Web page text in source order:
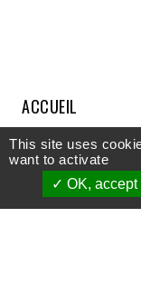
ACCUEIL
COMPRENDRE
DÉCOUVRIR
This site uses
want to activate
OK, accept